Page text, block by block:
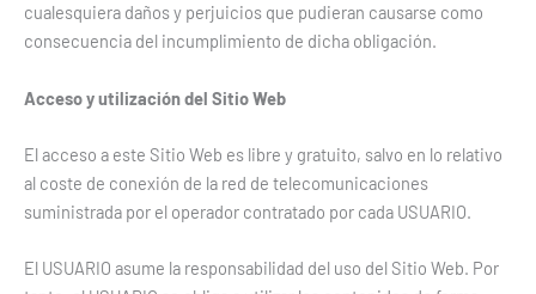
cualesquiera daños y perjuicios que pudieran causarse como
consecuencia del incumplimiento de dicha obligación.
Acceso y utilización del Sitio Web
El acceso a este Sitio Web es libre y gratuito, salvo en lo relativo
al coste de conexión de la red de telecomunicaciones
suministrada por el operador contratado por cada USUARIO.
El USUARIO asume la responsabilidad del uso del Sitio Web. Por